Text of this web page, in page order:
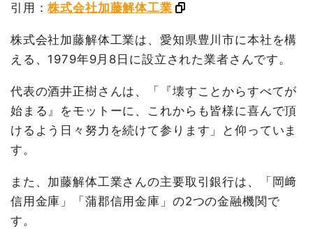
引用：株式会社加藤解体工業
株式会社加藤解体工業は、愛知県豊川市に本社を構
える、1979年9月8日に設立された業者さんです。
代表の酒井正樹さんは、「『壊すことからすべてが
始まる』をモットーに、これからも皆様に喜んで頂
けるよう日々努力を続けて参ります」と仰っていま
す。
また、加藤解体工業さんの主要取引銀行は、「岡﨑
信用金庫」「蒲郡信用金庫」の2つの金融機関で
す。